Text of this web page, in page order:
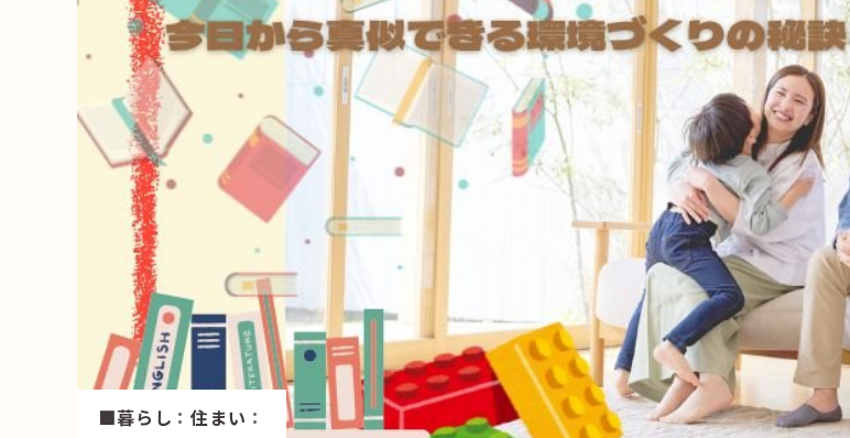
「場」
HAREL
HAREL
活用事例
「モノ」
fleXe リノベ事例
「ひと」
■暮らし ：住まい ：